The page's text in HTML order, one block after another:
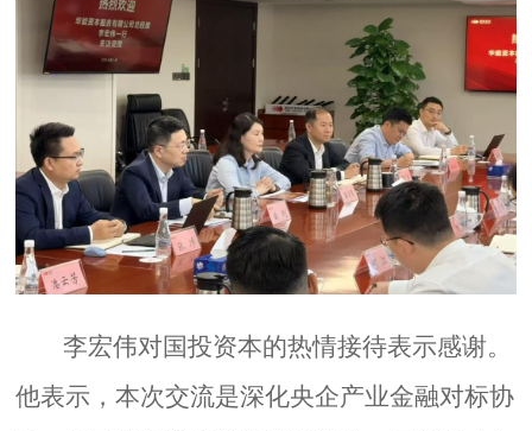
李宏伟对国投资本的热情接待表示感谢。
他表示，本次交流是深化央企产业金融对标协